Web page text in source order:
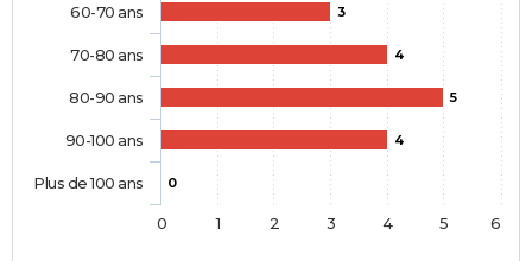
3
4
5
4
0
60-70 ans
70-80 ans
80-90 ans
90-100 ans
Plus de 100 ans
0 1 2 3 4 5 6